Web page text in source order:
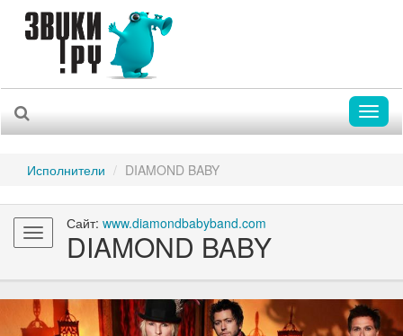
Исполнители DIAMOND BABY
Toggle
navigation
Сайт: www.diamondbabyband.com
DIAMOND BABY